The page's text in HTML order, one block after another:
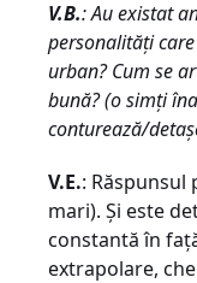
V.B.: Au existat
personalităţi
urban? Cum se
bună? (o simţi
conturează/
V.E.: Răspunsul
mari). Şi este
constantă în
extrapolare,